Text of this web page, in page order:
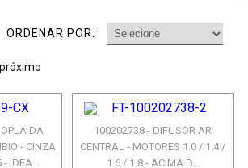
ORDENAR POR:
próximo
DA
- CINZA
IDEA...
100202738 - DIFUSOR AR
CENTRAL - MOTORES 1.0 / 1.4 /
1.6 / 1.8 - ACIMA D...